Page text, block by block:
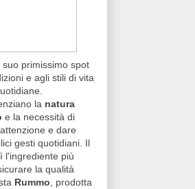
primissimo spot
e agli stili di vita
la natura
e la necessità di
e dare
gesti quotidiani. Il
l'ingrediente più
la qualità
Rummo, prodotta